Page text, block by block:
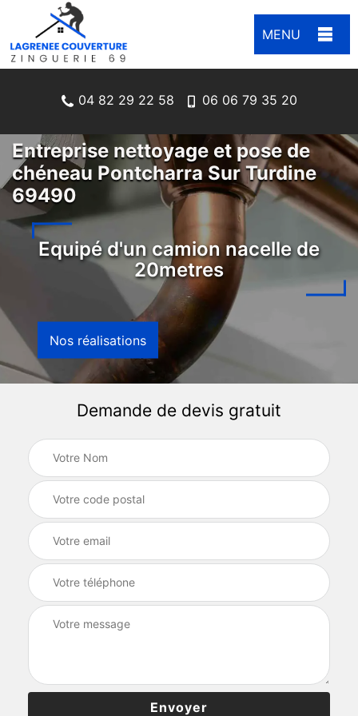
MENU
04 82 29 22 58 06 06 79 35 20
Entreprise nettoyage et pose de
chéneau Pontcharra Sur Turdine
69490
Equipé d'un camion nacelle de
20metres
Nos réalisations
Demande de devis gratuit